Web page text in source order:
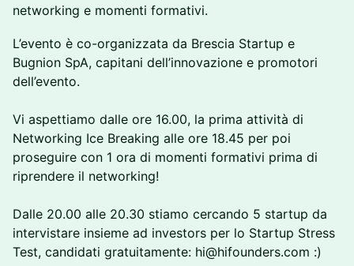
networking e momenti formativi.
L’evento è co-organizzata da Brescia Startup e
Bugnion SpA, capitani dell’innovazione e promotori
dell’evento.
Vi aspettiamo dalle ore 16.00, la prima attività di
Networking Ice Breaking alle ore 18.45 per poi
proseguire con 1 ora di momenti formativi prima di
riprendere il networking!
Dalle 20.00 alle 20.30 stiamo cercando 5 startup da
intervistare insieme ad investors per lo Startup Stress
Test, candidati gratuitamente: hi@hifounders.com :)